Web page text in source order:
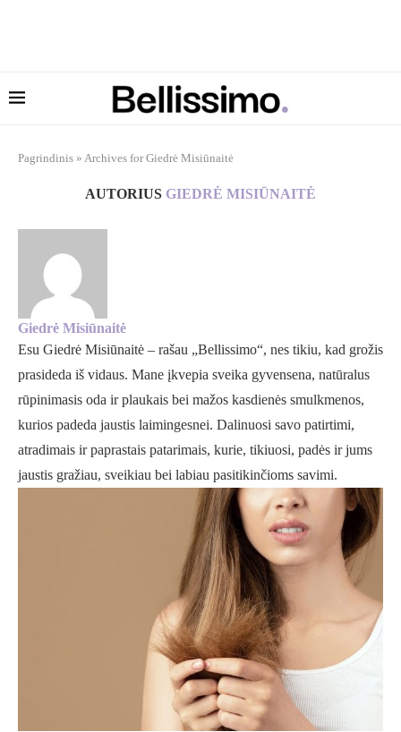
Pagrindinis » Archives for Giedrė Misiūnaitė
AUTORIUS GIEDRĖ MISIŪNAITĖ
Giedrė Misiūnaitė
Esu Giedrė Misiūnaitė – rašau „Bellissimo“, nes tikiu, kad grožis
prasideda iš vidaus. Mane įkvepia sveika gyvensena, natūralus
rūpinimasis oda ir plaukais bei mažos kasdienės smulkmenos,
kurios padeda jaustis laimingesnei. Dalinuosi savo patirtimi,
atradimais ir paprastais patarimais, kurie, tikiuosi, padės ir jums
jaustis gražiau, sveikiau bei labiau pasitikinčioms savimi.